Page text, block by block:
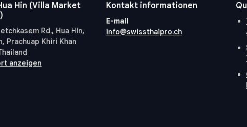
Hin (Villa Market
Rd., Hua Hin,
Prachuap Khiri Khan
anzeigen
Kontakt informationen
E-mail
info@swissthaipro.ch